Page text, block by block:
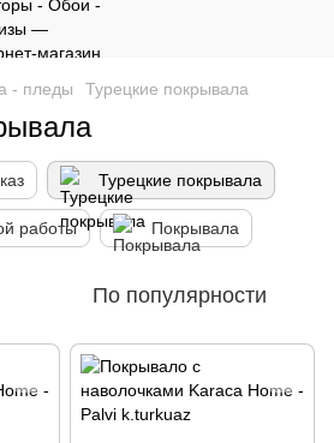
- пледы Турецкие покрывала
Турецкие покрывала
работы Покрывала
По популярности